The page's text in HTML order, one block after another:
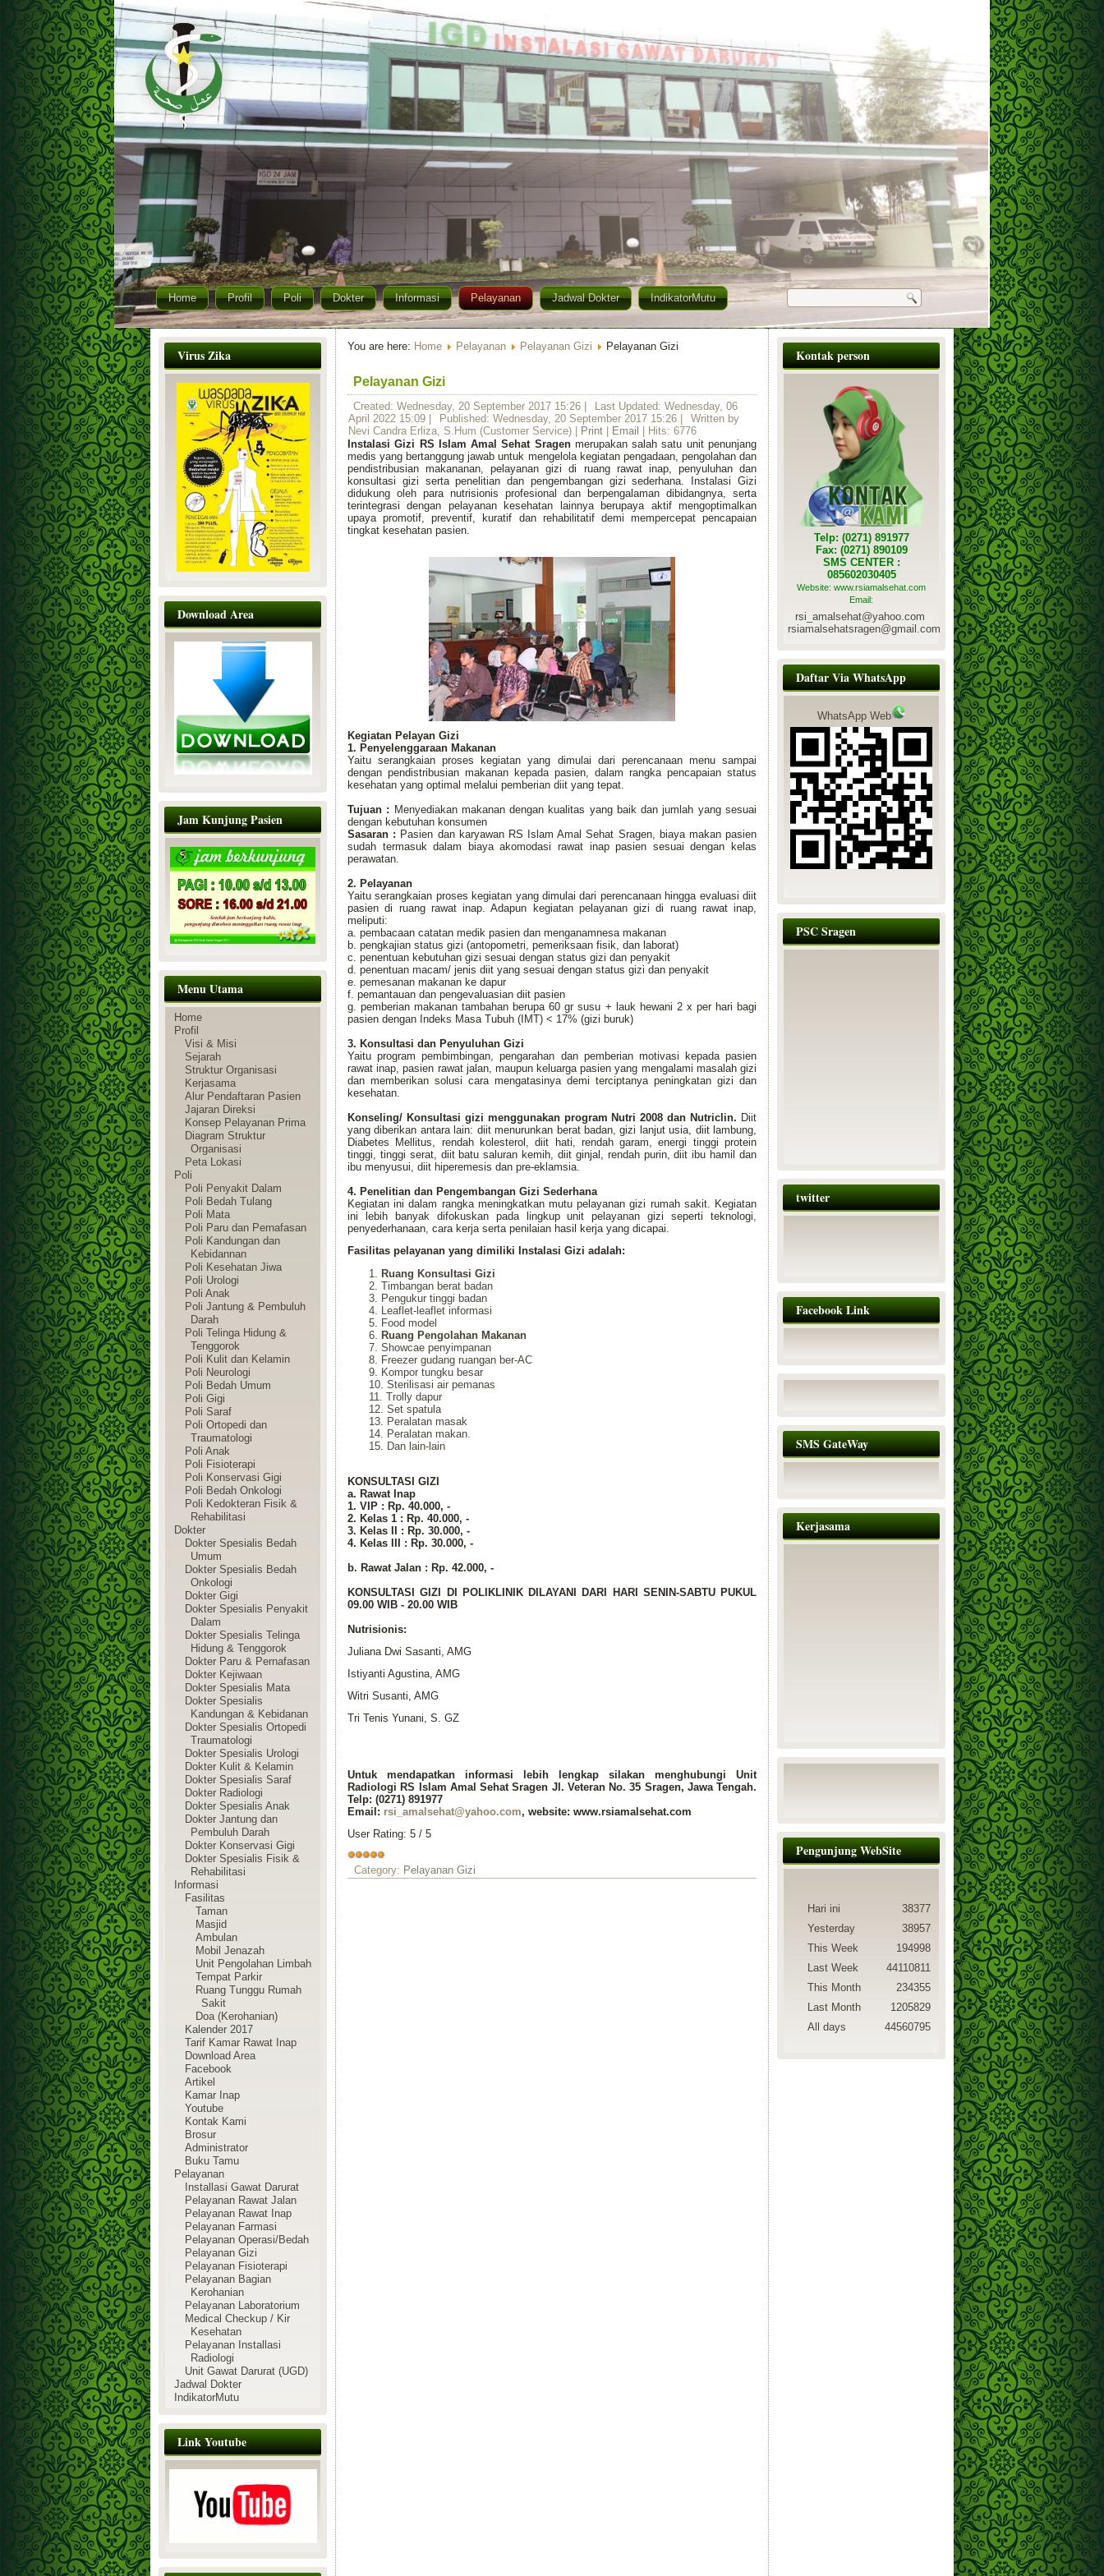
Home Profil Poli Dokter Informasi Pelayanan Jadwal Dokter IndikatorMutu
Virus Zika
Download Area
Jam Kunjung Pasien
Menu Utama
Home
Profil
Visi & Misi
Sejarah
Struktur Organisasi
Kerjasama
Alur Pendaftaran Pasien
Jajaran Direksi
Konsep Pelayanan Prima
Diagram Struktur
Organisasi
Peta Lokasi
Poli
Poli Penyakit Dalam
Poli Bedah Tulang
Poli Mata
Poli Paru dan Pernafasan
Poli Kandungan dan
Kebidannan
Poli Kesehatan Jiwa
Poli Urologi
Poli Anak
Poli Jantung & Pembuluh
Darah
Poli Telinga Hidung &
Tenggorok
Poli Kulit dan Kelamin
Poli Neurologi
Poli Bedah Umum
Poli Gigi
Poli Saraf
Poli Ortopedi dan
Traumatologi
Poli Anak
Poli Fisioterapi
Poli Konservasi Gigi
Poli Bedah Onkologi
Poli Kedokteran Fisik &
Rehabilitasi
Dokter
Dokter Spesialis Bedah
Umum
Dokter Spesialis Bedah
Onkologi
Dokter Gigi
Dokter Spesialis Penyakit
Dalam
Dokter Spesialis Telinga
Hidung & Tenggorok
Dokter Paru & Pernafasan
Dokter Kejiwaan
Dokter Spesialis Mata
Dokter Spesialis
Kandungan & Kebidanan
Dokter Spesialis Ortopedi
Traumatologi
Dokter Spesialis Urologi
Dokter Kulit & Kelamin
Dokter Spesialis Saraf
Dokter Radiologi
Dokter Spesialis Anak
Dokter Jantung dan
Pembuluh Darah
Dokter Konservasi Gigi
Dokter Spesialis Fisik &
Rehabilitasi
Informasi
Fasilitas
Taman
Masjid
Ambulan
Mobil Jenazah
Unit Pengolahan Limbah
Tempat Parkir
Ruang Tunggu Rumah
Sakit
Doa (Kerohanian)
Kalender 2017
Tarif Kamar Rawat Inap
Download Area
Facebook
Artikel
Kamar Inap
Youtube
Kontak Kami
Brosur
Administrator
Buku Tamu
Pelayanan
Installasi Gawat Darurat
Pelayanan Rawat Jalan
Pelayanan Rawat Inap
Pelayanan Farmasi
Pelayanan Operasi/Bedah
Pelayanan Gizi
Pelayanan Fisioterapi
Pelayanan Bagian
Kerohanian
Pelayanan Laboratorium
Medical Checkup / Kir
Kesehatan
Pelayanan Installasi
Radiologi
Unit Gawat Darurat (UGD)
Jadwal Dokter
IndikatorMutu
Link Youtube
You are here: Home Pelayanan Pelayanan Gizi Pelayanan Gizi
Pelayanan Gizi
Created: Wednesday, 20 September 2017 15:26
Last Updated: Wednesday, 06
April 2022 15:09
Published: Wednesday, 20 September 2017 15:26
Written by
Nevi Candra Erliza, S.Hum (Customer Service)
Print Email
| Hits: 6776
Instalasi Gizi RS Islam Amal Sehat Sragen merupakan salah satu unit penunjang
medis yang bertanggung jawab untuk mengelola kegiatan pengadaan, pengolahan dan
pendistribusian makananan, pelayanan gizi di ruang rawat inap, penyuluhan dan
konsultasi gizi serta penelitian dan pengembangan gizi sederhana. Instalasi Gizi
didukung oleh para nutrisionis profesional dan berpengalaman dibidangnya, serta
terintegrasi dengan pelayanan kesehatan lainnya berupaya aktif mengoptimalkan
upaya promotif, preventif, kuratif dan rehabilitatif demi mempercepat pencapaian
tingkat kesehatan pasien.
Kegiatan Pelayan Gizi
1. Penyelenggaraan Makanan
Yaitu serangkaian proses kegiatan yang dimulai dari perencanaan menu sampai
dengan pendistribusian makanan kepada pasien, dalam rangka pencapaian status
kesehatan yang optimal melalui pemberian diit yang tepat.
Tujuan : Menyediakan makanan dengan kualitas yang baik dan jumlah yang sesuai
dengan kebutuhan konsumen
Sasaran : Pasien dan karyawan RS Islam Amal Sehat Sragen, biaya makan pasien
sudah termasuk dalam biaya akomodasi rawat inap pasien sesuai dengan kelas
perawatan.
2. Pelayanan
Yaitu serangkaian proses kegiatan yang dimulai dari perencanaan hingga evaluasi diit
pasien di ruang rawat inap. Adapun kegiatan pelayanan gizi di ruang rawat inap,
meliputi:
a. pembacaan catatan medik pasien dan menganamnesa makanan
b. pengkajian status gizi (antopometri, pemeriksaan fisik, dan laborat)
c. penentuan kebutuhan gizi sesuai dengan status gizi dan penyakit
d. penentuan macam/ jenis diit yang sesuai dengan status gizi dan penyakit
e. pemesanan makanan ke dapur
f. pemantauan dan pengevaluasian diit pasien
g. pemberian makanan tambahan berupa 60 gr susu + lauk hewani 2 x per hari bagi
pasien dengan Indeks Masa Tubuh (IMT) < 17% (gizi buruk)
3. Konsultasi dan Penyuluhan Gizi
Yaitu program pembimbingan, pengarahan dan pemberian motivasi kepada pasien
rawat inap, pasien rawat jalan, maupun keluarga pasien yang mengalami masalah gizi
dan memberikan solusi cara mengatasinya demi terciptanya peningkatan gizi dan
kesehatan.
Konseling/ Konsultasi gizi menggunakan program Nutri 2008 dan Nutriclin. Diit
yang diberikan antara lain: diit menurunkan berat badan, gizi lanjut usia, diit lambung,
Diabetes Mellitus, rendah kolesterol, diit hati, rendah garam, energi tinggi protein
tinggi, tinggi serat, diit batu saluran kemih, diit ginjal, rendah purin, diit ibu hamil dan
ibu menyusui, diit hiperemesis dan pre-eklamsia.
4. Penelitian dan Pengembangan Gizi Sederhana
Kegiatan ini dalam rangka meningkatkan mutu pelayanan gizi rumah sakit. Kegiatan
ini lebih banyak difokuskan pada lingkup unit pelayanan gizi seperti teknologi,
penyederhanaan, cara kerja serta penilaian hasil kerja yang dicapai.
Fasilitas pelayanan yang dimiliki Instalasi Gizi adalah:
Ruang Konsultasi Gizi
Timbangan berat badan
Pengukur tinggi badan
Leaflet-leaflet informasi
Food model
Ruang Pengolahan Makanan
Showcae penyimpanan
Freezer gudang ruangan ber-AC
Kompor tungku besar
Sterilisasi air pemanas
Trolly dapur
Set spatula
Peralatan masak
Peralatan makan.
Dan lain-lain
KONSULTASI GIZI
a. Rawat Inap
1. VIP : Rp. 40.000, -
2. Kelas 1 : Rp. 40.000, -
3. Kelas II : Rp. 30.000, -
4. Kelas III : Rp. 30.000, -
b. Rawat Jalan : Rp. 42.000, -
KONSULTASI GIZI DI POLIKLINIK DILAYANI DARI HARI SENIN-SABTU PUKUL
09.00 WIB - 20.00 WIB
Nutrisionis:
Juliana Dwi Sasanti, AMG
Istiyanti Agustina, AMG
Witri Susanti, AMG
Tri Tenis Yunani, S. GZ
Untuk mendapatkan informasi lebih lengkap silakan menghubungi Unit
Radiologi RS Islam Amal Sehat Sragen Jl. Veteran No. 35 Sragen, Jawa Tengah.
Telp: (0271) 891977
Email: rsi_amalsehat@yahoo.com, website: www.rsiamalsehat.com
User Rating: 5 / 5
Category: Pelayanan Gizi
Kontak person
Telp: (0271) 891977
Fax: (0271) 890109
SMS CENTER :
085602030405
Website: www.rsiamalsehat.com
Email:
rsi_amalsehat@yahoo.com
rsiamalsehatsragen@gmail.com
Daftar Via WhatsApp
WhatsApp Web
PSC Sragen
twitter
Facebook Link
SMS GateWay
Kerjasama
Pengunjung WebSite
Hari ini
Yesterday
This Week
Last Week
This Month
Last Month
All days
38377
38957
194998
44110811
234355
1205829
44560795